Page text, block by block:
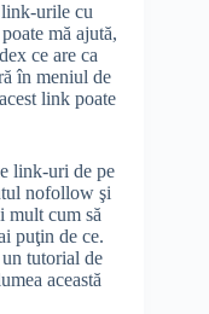
link-urile cu
mă ajută,
ce are ca
în meniul de
link poate
link-uri de pe
nofollow şi
mult cum să
puţin de ce.
tutorial de
această